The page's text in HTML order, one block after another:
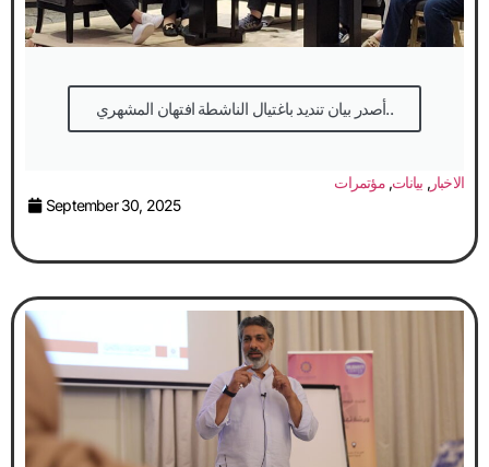
أصدر بيان تنديد باغتيال الناشطة افتهان المشهري..
الاخبار, بيانات,مؤتمرات
September 30, 2025